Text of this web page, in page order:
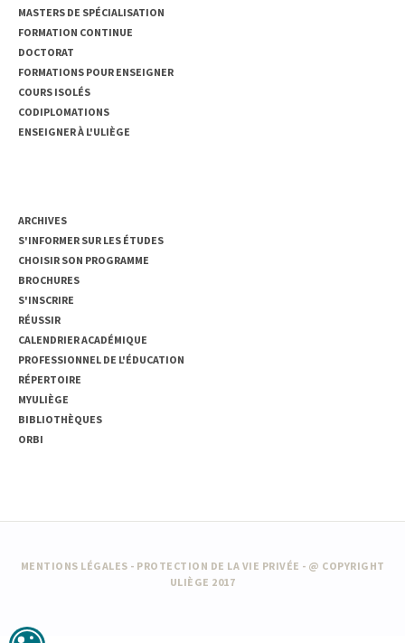
MASTERS DE SPÉCIALISATION
FORMATION CONTINUE
DOCTORAT
FORMATIONS POUR ENSEIGNER
COURS ISOLÉS
CODIPLOMATIONS
ENSEIGNER À L'ULIÈGE
ARCHIVES
S'INFORMER SUR LES ÉTUDES
CHOISIR SON PROGRAMME
BROCHURES
S'INSCRIRE
RÉUSSIR
CALENDRIER ACADÉMIQUE
PROFESSIONNEL DE L'ÉDUCATION
RÉPERTOIRE
MYULIÈGE
BIBLIOTHÈQUES
ORBI
MENTIONS LÉGALES - PROTECTION DE LA VIE PRIVÉE - @ COPYRIGHT
ULIÈGE 2017